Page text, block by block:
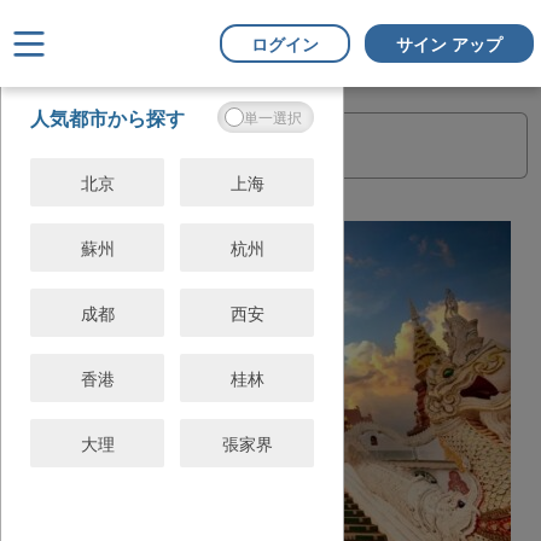
ログイン サイン アップ
フ
ィ
すべてクリ
ア
人気都市から探す
北京 上海
蘇州 杭州
成都 西安
香港 桂林
大理 張家界